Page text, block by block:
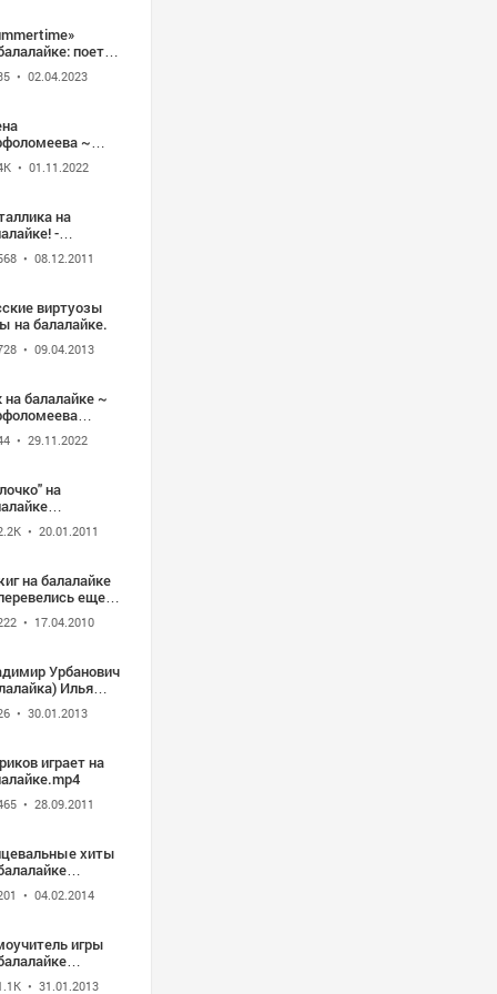
поет
Гагарина,
• 02.04.2023
~
на балалайке
• 01.11.2022
на
-
• 08.12.2011
виртуозы
на балалайке.
• 09.04.2013
на балалайке ~
• 29.11.2022
на
• 20.01.2011
на балалайке
еще
• 17.04.2010
Урбанович
Илья
(гитара)
Вивальди -
2012
• 30.01.2013
играет на
• 28.09.2011
хиты
Шоу
• 04.02.2014
игры
• 31.01.2013